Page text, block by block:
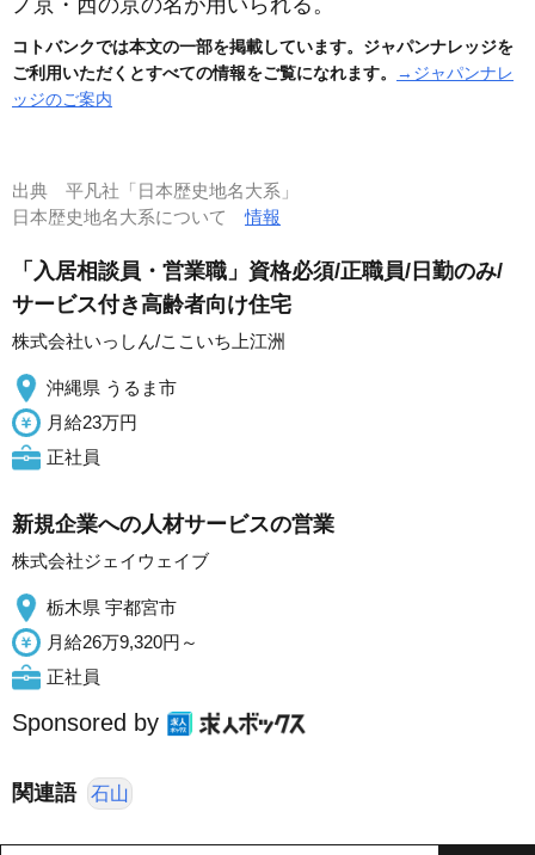
ノ京・西の京の名が用いられる。
コトバンクでは本文の一部を掲載しています。ジャパンナレッジを
ご利用いただくとすべての情報をご覧になれます。
→ジャパンナレ
ッジのご案内
出典 平凡社「日本歴史地名大系」
日本歴史地名大系について情報
「入居相談員・営業職」資格必須/正職員/日勤のみ/
サービス付き高齢者向け住宅
株式会社いっしん/ここいち上江洲
沖縄県 うるま市
月給23万円
正社員
新規企業への人材サービスの営業
株式会社ジェイウェイブ
栃木県 宇都宮市
月給26万9,320円～
正社員
Sponsored by
関連語 石山